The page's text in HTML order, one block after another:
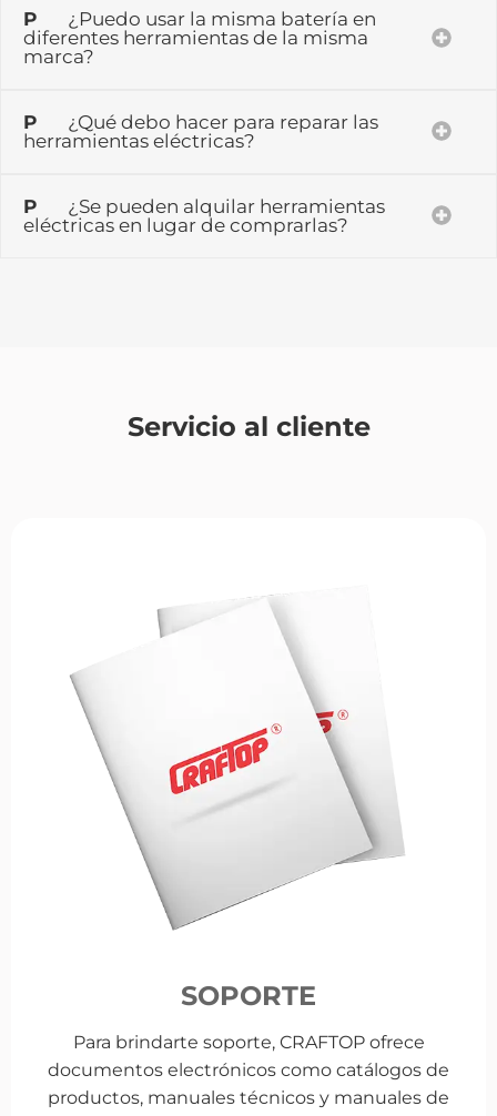
P ¿Puedo usar la misma batería en
diferentes herramientas de la misma
marca?
P ¿Qué debo hacer para reparar las
herramientas eléctricas?
P ¿Se pueden alquilar herramientas
eléctricas en lugar de comprarlas?
Servicio al cliente
SOPORTE
Para brindarte soporte, CRAFTOP ofrece
documentos electrónicos como catálogos de
productos, manuales técnicos y manuales de